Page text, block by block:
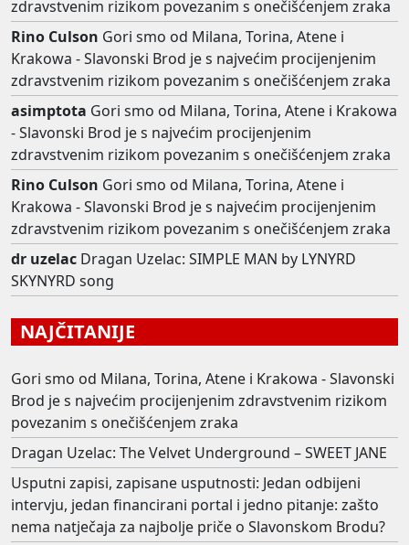
zdravstvenim rizikom povezanim s onečišćenjem zraka
Rino Culson Gori smo od Milana, Torina, Atene i
Krakowa - Slavonski Brod je s najvećim procijenjenim
zdravstvenim rizikom povezanim s onečišćenjem zraka
asimptota Gori smo od Milana, Torina, Atene i Krakowa
- Slavonski Brod je s najvećim procijenjenim
zdravstvenim rizikom povezanim s onečišćenjem zraka
Rino Culson Gori smo od Milana, Torina, Atene i
Krakowa - Slavonski Brod je s najvećim procijenjenim
zdravstvenim rizikom povezanim s onečišćenjem zraka
dr uzelac Dragan Uzelac: SIMPLE MAN by LYNYRD
SKYNYRD song
NAJČITANIJE
Gori smo od Milana, Torina, Atene i Krakowa - Slavonski
Brod je s najvećim procijenjenim zdravstvenim rizikom
povezanim s onečišćenjem zraka
Dragan Uzelac: The Velvet Underground – SWEET JANE
Usputni zapisi, zapisane usputnosti: Jedan odbijeni
intervju, jedan financirani portal i jedno pitanje: zašto
nema natječaja za najbolje priče o Slavonskom Brodu?